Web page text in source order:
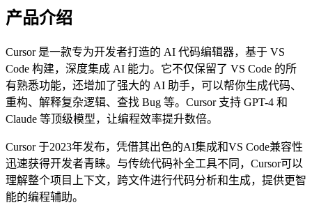
产品介绍
Cursor 是一款专为开发者打造的 AI 代码编辑器，基于 VS
Code 构建，深度集成 AI 能力。它不仅保留了 VS Code 的所
有熟悉功能，还增加了强大的 AI 助手，可以帮你生成代码、
重构、解释复杂逻辑、查找 Bug 等。Cursor 支持 GPT-4 和
Claude 等顶级模型，让编程效率提升数倍。
Cursor 于2023年发布，凭借其出色的AI集成和VS Code兼容性
迅速获得开发者青睐。与传统代码补全工具不同，Cursor可以
理解整个项目上下文，跨文件进行代码分析和生成，提供更智
能的编程辅助。